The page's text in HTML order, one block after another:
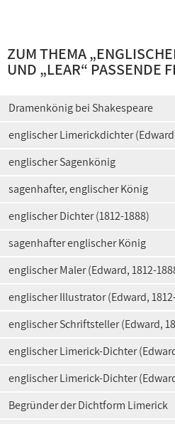
ZUM THEMA „
UND „LEAR“ PASSENDE
Dramenkönig bei Shakespeare
englischer Limerickdichter
englischer Sagenkönig
sagenhafter, englischer König
englischer Dichter (1812-1888)
sagenhafter englischer König
englischer Maler (Edward, 1812-
englischer Illustrator (Edward,
englischer Schriftsteller (Edward,
englischer Limerick-Dichter
englischer Limerick-Dichter
Begründer der Dichtform Limerick